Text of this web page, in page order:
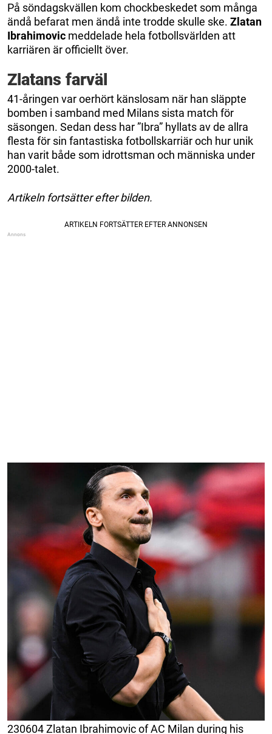
På söndagskvällen kom chockbeskedet som många
ändå befarat men ändå inte trodde skulle ske. Zlatan
Ibrahimovic meddelade hela fotbollsvärlden att
karriären är officiellt över.
Zlatans farväl
41-åringen var oerhört känslosam när han släppte
bomben i samband med Milans sista match för
säsongen. Sedan dess har ”Ibra” hyllats av de allra
flesta för sin fantastiska fotbollskarriär och hur unik
han varit både som idrottsman och människa under
2000-talet.
Artikeln fortsätter efter bilden.
230604 Zlatan Ibrahimovic of AC Milan during his